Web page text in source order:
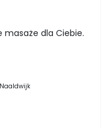
masaże dla Ciebie.
Naaldwijk